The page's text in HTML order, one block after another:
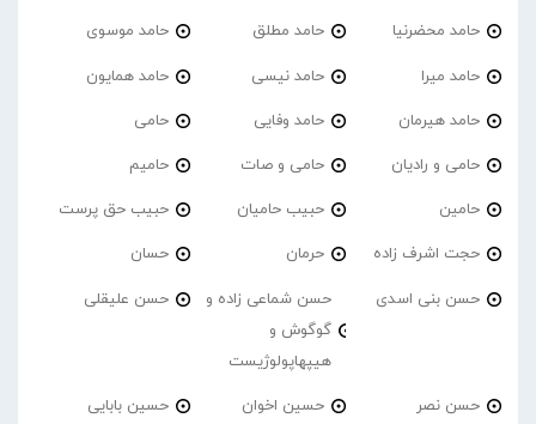
حامد محضرنیا حامد مطلق حامد موسوی
حامد میرا حامد نیسی حامد همایون
حامد هیرمان حامد وفایی حامی
حامی و رادیان حامی و صات حامیم
حامین حبیب حامیان حبیب حق پرست
حجت اشرف زاده حرمان حسان
حسن بنی اسدی
حسن شماعی زاده و
گوگوش و
هیپهاپولوژیست
حسن علیقلی
حسن نصر حسین اخوان حسین بابایی